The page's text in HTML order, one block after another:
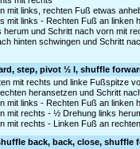
mit links, rechten Fuß etwas
mit links - Rechten Fuß an linken
und Schritt nach vorn mit
hinten schwingen und Schritt
step, pivot ½ l, shuffle
mit rechts und linke Fußspitze
heransetzen und Schritt
mit links - Rechten Fuß an linken
mit rechts - ½ Drehung links
mit rechts - Linken Fuß an
back, back, close, shuffle